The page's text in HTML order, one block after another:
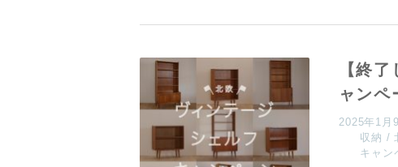
【終
ャンペ
2025年1月
収納
キャン